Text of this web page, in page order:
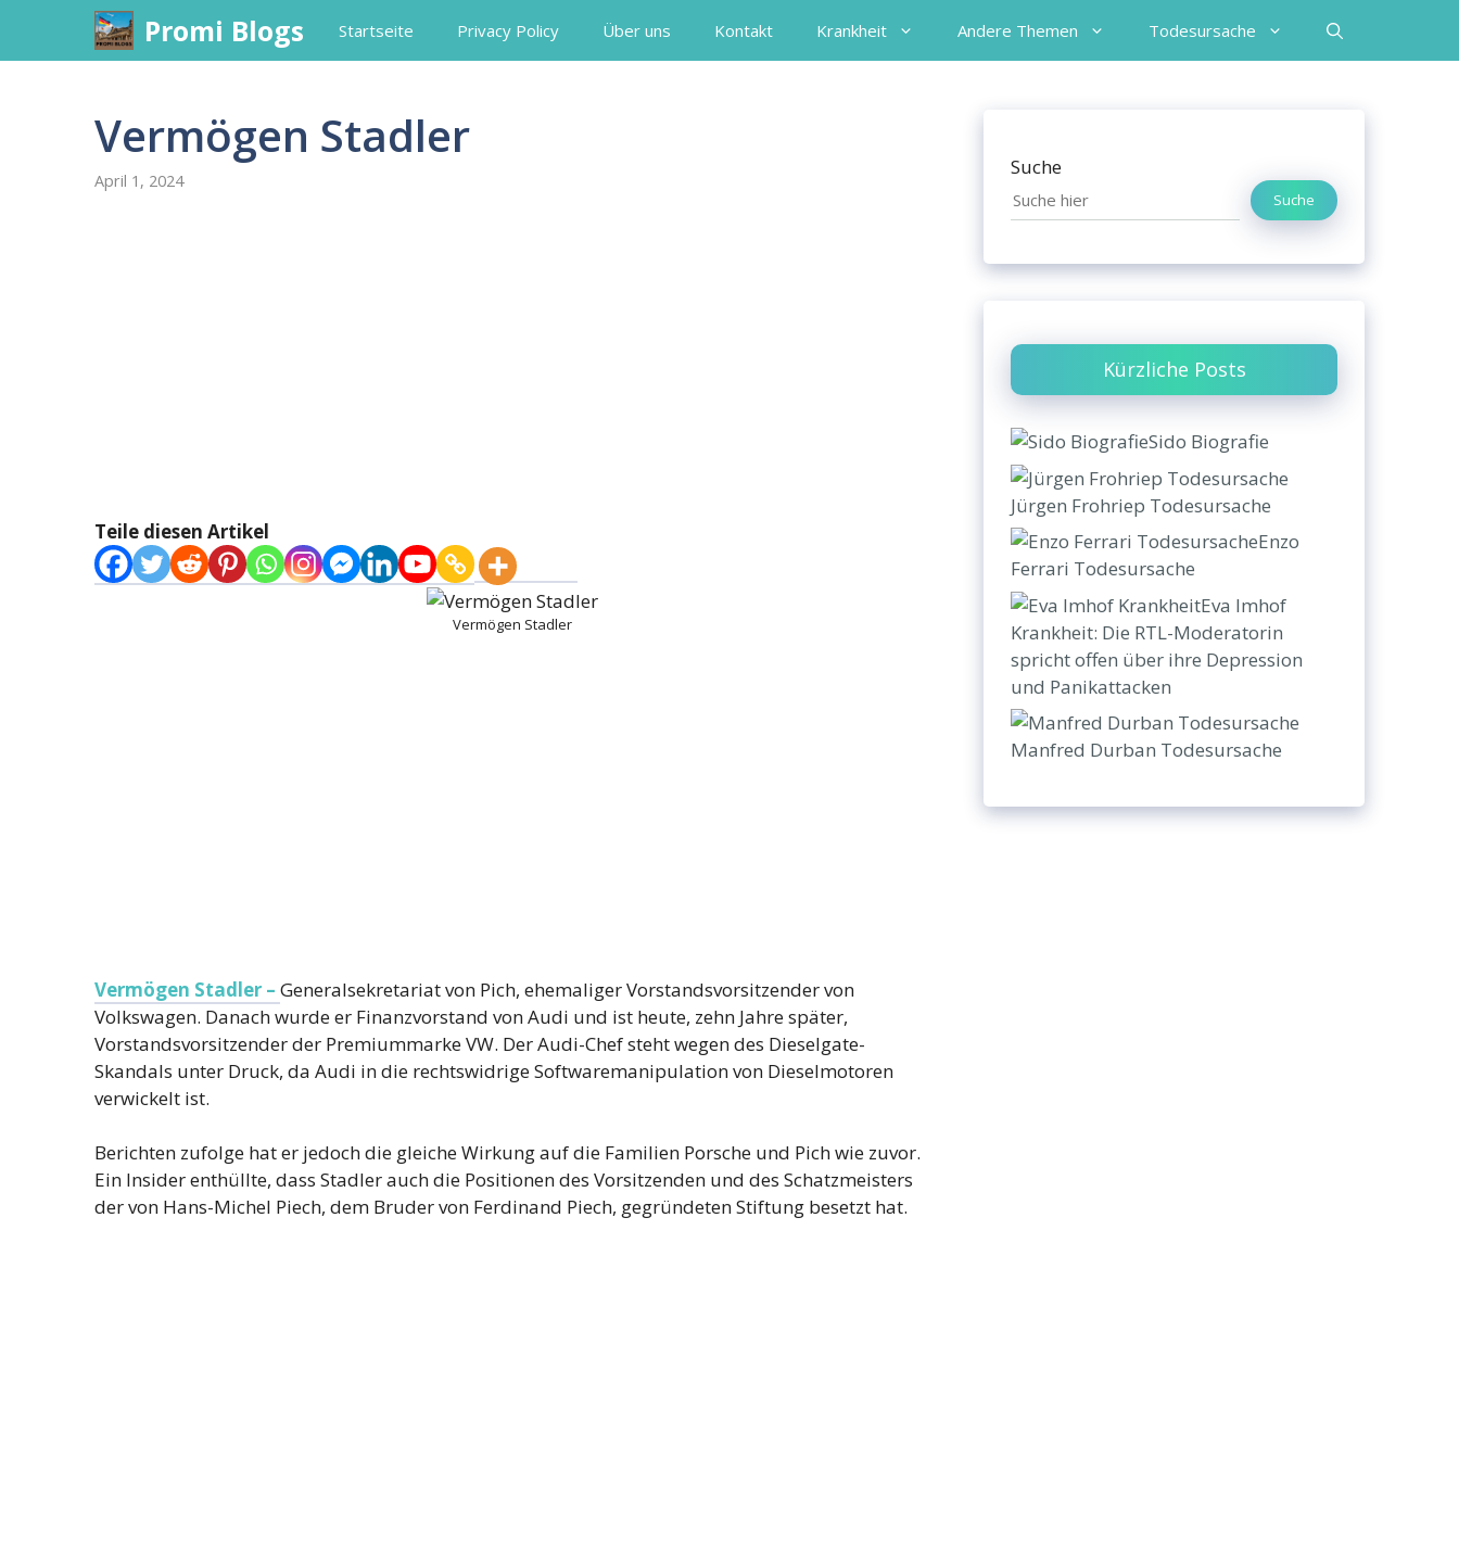
content
Promi Blogs Startseite Privacy Policy Über uns Kontakt Krankheit Andere Themen Todesursache
Vermögen Stadler
April 1, 2024
Teile diesen Artikel
Vermögen Stadler
Vermögen Stadler – Generalsekretariat von Pich, ehemaliger Vorstandsvorsitzender von
Volkswagen. Danach wurde er Finanzvorstand von Audi und ist heute, zehn Jahre später,
Vorstandsvorsitzender der Premiummarke VW. Der Audi-Chef steht wegen des Dieselgate-
Skandals unter Druck, da Audi in die rechtswidrige Softwaremanipulation von Dieselmotoren
verwickelt ist.
Berichten zufolge hat er jedoch die gleiche Wirkung auf die Familien Porsche und Pich wie zuvor.
Ein Insider enthüllte, dass Stadler auch die Positionen des Vorsitzenden und des Schatzmeisters
der von Hans-Michel Piech, dem Bruder von Ferdinand Piech, gegründeten Stiftung besetzt hat.
Suche
Suche
Kürzliche Posts
Sido Biografie
Jürgen Frohriep Todesursache
Enzo
Ferrari Todesursache
Eva Imhof
Krankheit: Die RTL-Moderatorin
spricht offen über ihre Depression
und Panikattacken
Manfred Durban Todesursache